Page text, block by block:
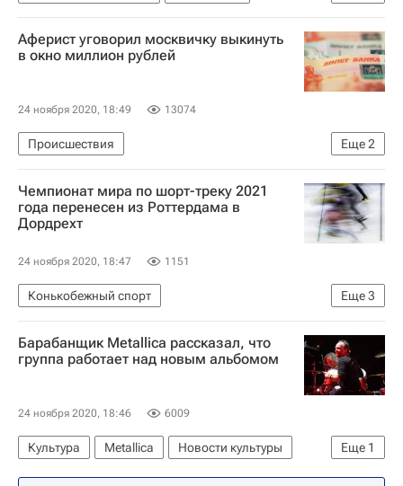
Краснодарский край
Вениамин Кондратьев
Аферист уговорил москвичку выкинуть
в окно миллион рублей
24 ноября 2020, 18:49 13074
Еще2
Происшествия
Московская область (Подмосковье)
Москва
Чемпионат мира по шорт-треку 2021
года перенесен из Роттердама в
Дордрехт
24 ноября 2020, 18:47 1151
Еще3
Конькобежный спорт
Чемпионат мира по шорт-треку
Шорт-трек
Спорт в условиях пандемии коронавируса
Барабанщик Metallica рассказал, что
группа работает над новым альбомом
24 ноября 2020, 18:46 6009
Еще 1
Культура Metallica
Новости культуры
Музыка